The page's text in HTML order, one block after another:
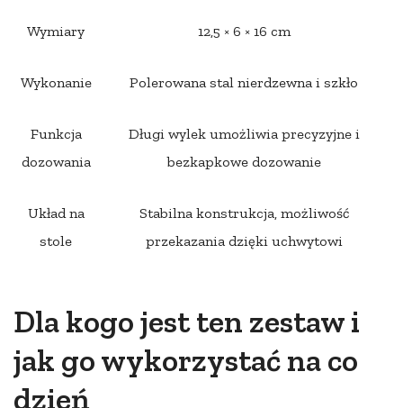
Wymiary 12,5 × 6 × 16 cm
Wykonanie Polerowana stal nierdzewna i szkło
Funkcja
dozowania
Długi wylek umożliwia precyzyjne i
bezkapkowe dozowanie
Układ na
stole
Stabilna konstrukcja, możliwość
przekazania dzięki uchwytowi
Dla kogo jest ten zestaw i
jak go wykorzystać na co
dzień